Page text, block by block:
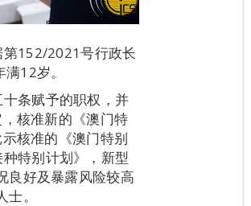
第152/2021号行政长
12岁。
条赋予的职权，并
核准新的《澳门特
核准的《澳门特别
特别计划》，新型
良好及暴露风险较高
。